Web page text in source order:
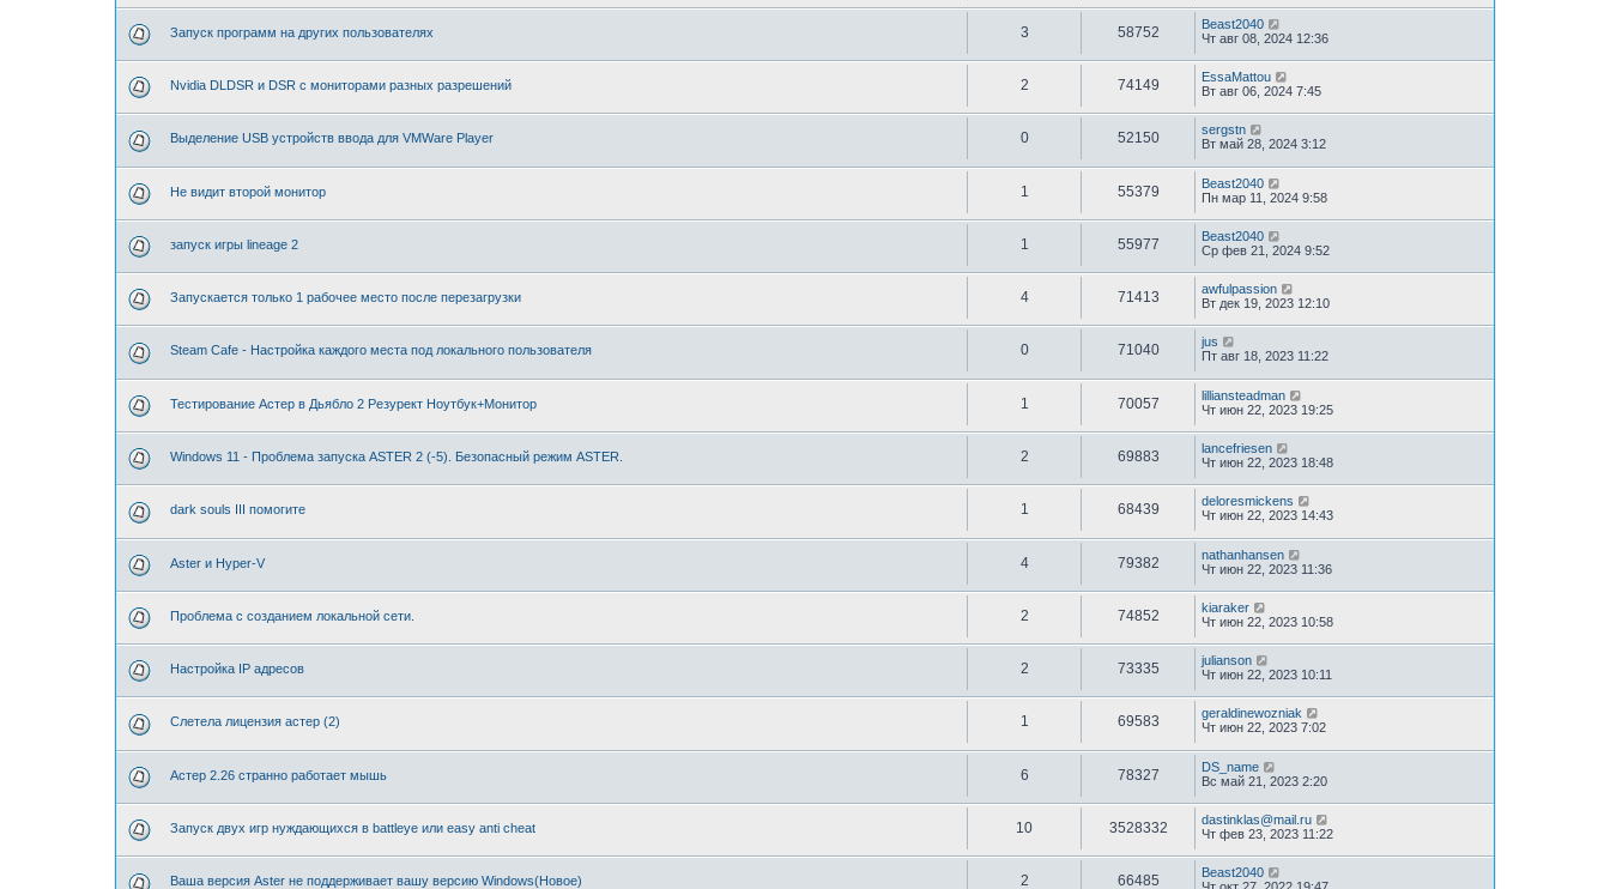
Запуск программ на других пользователях 3 58752
Beast2040
Чт авг 08, 2024 12:36
Nvidia DLDSR и DSR с мониторами разных разрешений 2 74149
EssaMattou
Вт авг 06, 2024 7:45
Выделение USB устройств ввода для VMWare Player 0 52150
sergstn
Вт май 28, 2024 3:12
Не видит второй монитор 1 55379
Beast2040
Пн мар 11, 2024 9:58
запуск игры lineage 2 1 55977
Beast2040
Ср фев 21, 2024 9:52
Запускается только 1 рабочее место после перезагрузки 4 71413
awfulpassion
Вт дек 19, 2023 12:10
Steam Cafe - Настройка каждого места под локального пользователя 0 71040
jus
Пт авг 18, 2023 11:22
Тестирование Астер в Дьябло 2 Резурект Ноутбук+Монитор 1 70057
lilliansteadman
Чт июн 22, 2023 19:25
Windows 11 - Проблема запуска ASTER 2 (-5). Безопасный режим ASTER. 2 69883
lancefriesen
Чт июн 22, 2023 18:48
dark souls III помогите 1 68439
deloresmickens
Чт июн 22, 2023 14:43
Aster и Hyper-V 4 79382
nathanhansen
Чт июн 22, 2023 11:36
Проблема с созданием локальной сети. 2 74852
kiaraker
Чт июн 22, 2023 10:58
Настройка IP адресов 2 73335
julianson
Чт июн 22, 2023 10:11
Слетела лицензия астер (2) 1 69583
geraldinewozniak
Чт июн 22, 2023 7:02
Астер 2.26 странно работает мышь 6 78327
DS_name
Вс май 21, 2023 2:20
Запуск двух игр нуждающихся в battleye или easy anti cheat 10 3528332
dastinklas@mail.ru
Чт фев 23, 2023 11:22
Ваша версия Aster не поддерживает вашу версию Windows(Новое) 2 66485
Beast2040